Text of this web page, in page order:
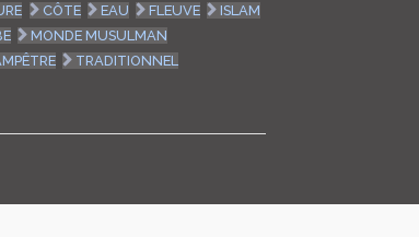
CÔTE EAU FLEUVE
ISLAM
MONDE MUSULMAN
TRADITIONNEL